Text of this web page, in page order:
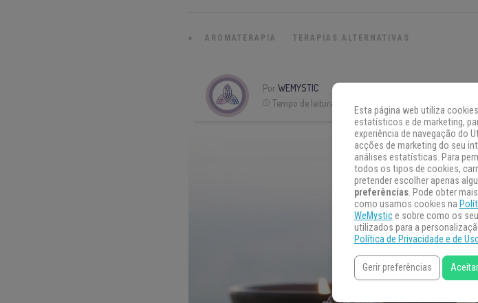
» AROMATERAPIA TERAPIAS ALTERNATIVAS
Por WEMYSTIC
Tempo de leitura:
Esta página web utiliza
estatísticos e de marketing,
experiência de navegação do
acções de marketing do seu
análises estatísticas. Para
todos os tipos de cookies,
pretender escolher apenas
preferências. Pode obter
como usamos cookies na
WeMystice sobre como os
utilizados para a
Política de Privacidade e de
Gerir preferências Aceitar